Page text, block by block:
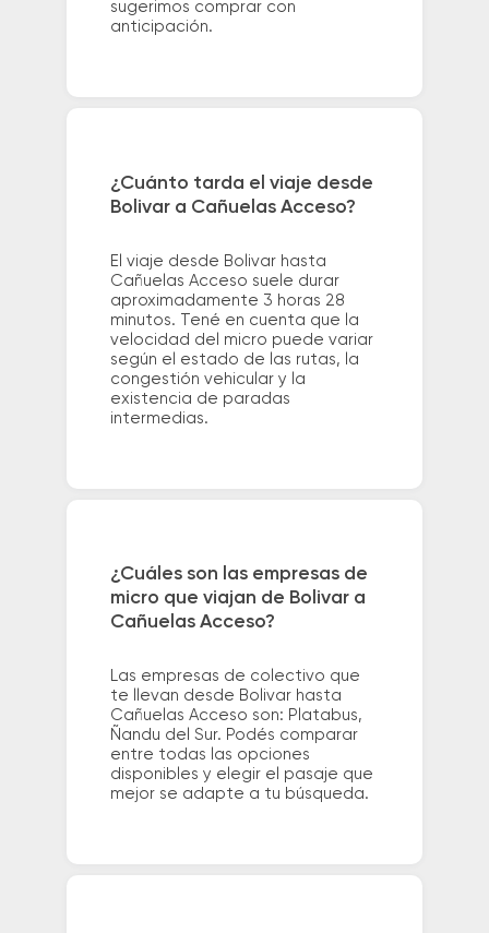
sugerimos comprar con
anticipación.
¿Cuánto tarda el viaje desde
Bolivar a Cañuelas Acceso?
El viaje desde Bolivar hasta
Cañuelas Acceso suele durar
aproximadamente 3 horas 28
minutos. Tené en cuenta que la
velocidad del micro puede variar
según el estado de las rutas, la
congestión vehicular y la
existencia de paradas
intermedias.
¿Cuáles son las empresas de
micro que viajan de Bolivar a
Cañuelas Acceso?
Las empresas de colectivo que
te llevan desde Bolivar hasta
Cañuelas Acceso son: Platabus,
Ñandu del Sur. Podés comparar
entre todas las opciones
disponibles y elegir el pasaje que
mejor se adapte a tu búsqueda.